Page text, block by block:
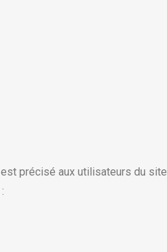
est précisé aux utilisateurs du site